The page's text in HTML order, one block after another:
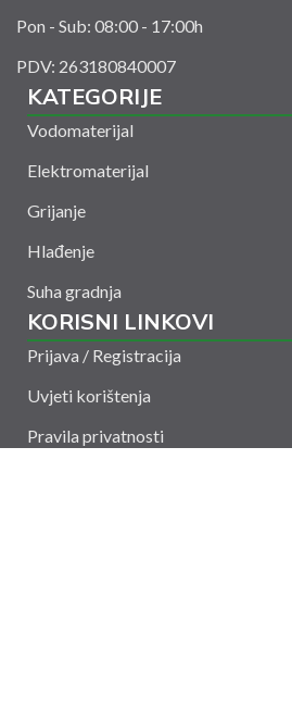
Pon - Sub: 08:00 - 17:00h
PDV: 263180840007
KATEGORIJE
Vodomaterijal
Elektromaterijal
Grijanje
Hlađenje
Suha gradnja
KORISNI LINKOVI
Prijava / Registracija
Uvjeti korištenja
Pravila privatnosti